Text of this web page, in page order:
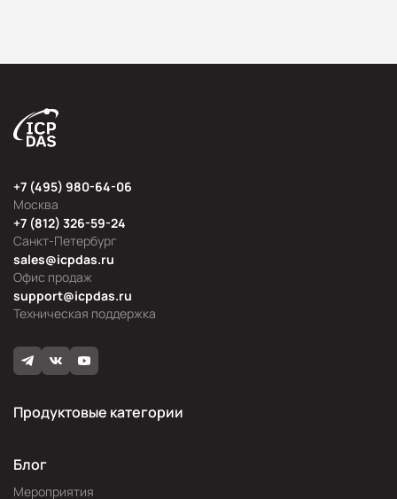
Москва
+7 (495) 980-64-06
Офис продаж
sales@icpdas.ru
Санкт-Петербург
+7 (812) 326-59-24
Техническая поддержка
support@icpdas.ru
Продуктовые категории
Блог
Мероприятия